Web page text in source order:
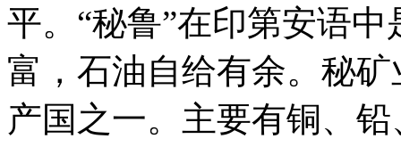
平。“秘鲁”在印第安语
富，石油自给有余。秘
产国之一。主要有铜、